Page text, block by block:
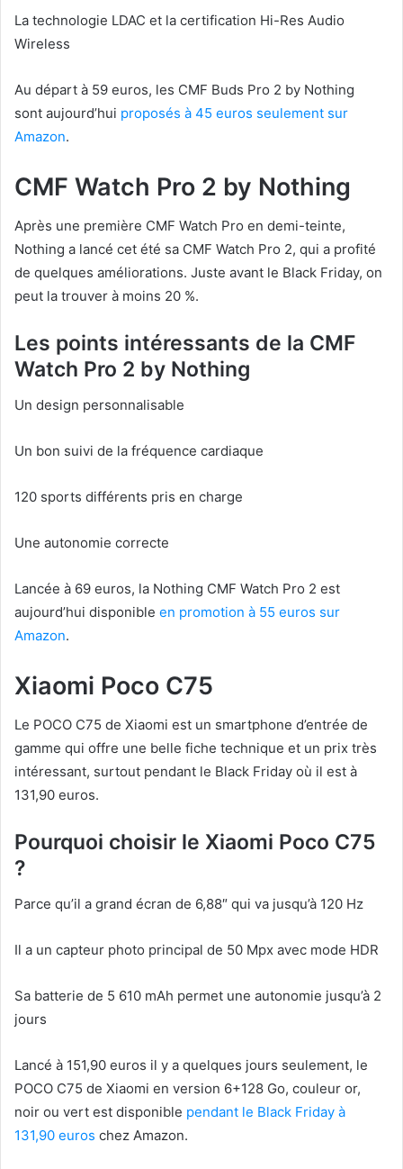
La technologie LDAC et la certification Hi-Res Audio
Wireless
Au départ à 59 euros, les CMF Buds Pro 2 by Nothing
sont aujourd’hui proposés à 45 euros seulement sur
Amazon.
CMF Watch Pro 2 by Nothing
Après une première CMF Watch Pro en demi-teinte,
Nothing a lancé cet été sa CMF Watch Pro 2, qui a profité
de quelques améliorations. Juste avant le Black Friday, on
peut la trouver à moins 20 %.
Les points intéressants de la CMF
Watch Pro 2 by Nothing
Un design personnalisable
Un bon suivi de la fréquence cardiaque
120 sports différents pris en charge
Une autonomie correcte
Lancée à 69 euros, la Nothing CMF Watch Pro 2 est
aujourd’hui disponible en promotion à 55 euros sur
Amazon.
Xiaomi Poco C75
Le POCO C75 de Xiaomi est un smartphone d’entrée de
gamme qui offre une belle fiche technique et un prix très
intéressant, surtout pendant le Black Friday où il est à
131,90 euros.
Pourquoi choisir le Xiaomi Poco C75
?
Parce qu’il a grand écran de 6,88″ qui va jusqu’à 120 Hz
Il a un capteur photo principal de 50 Mpx avec mode HDR
Sa batterie de 5 610 mAh permet une autonomie jusqu’à 2
jours
Lancé à 151,90 euros il y a quelques jours seulement, le
POCO C75 de Xiaomi en version 6+128 Go, couleur or,
noir ou vert est disponible pendant le Black Friday à
131,90 euros chez Amazon.